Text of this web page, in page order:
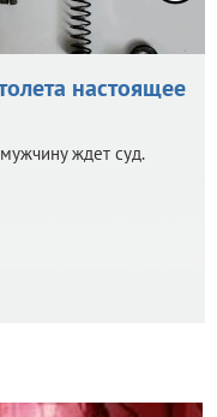
настоящее
ждет суд.